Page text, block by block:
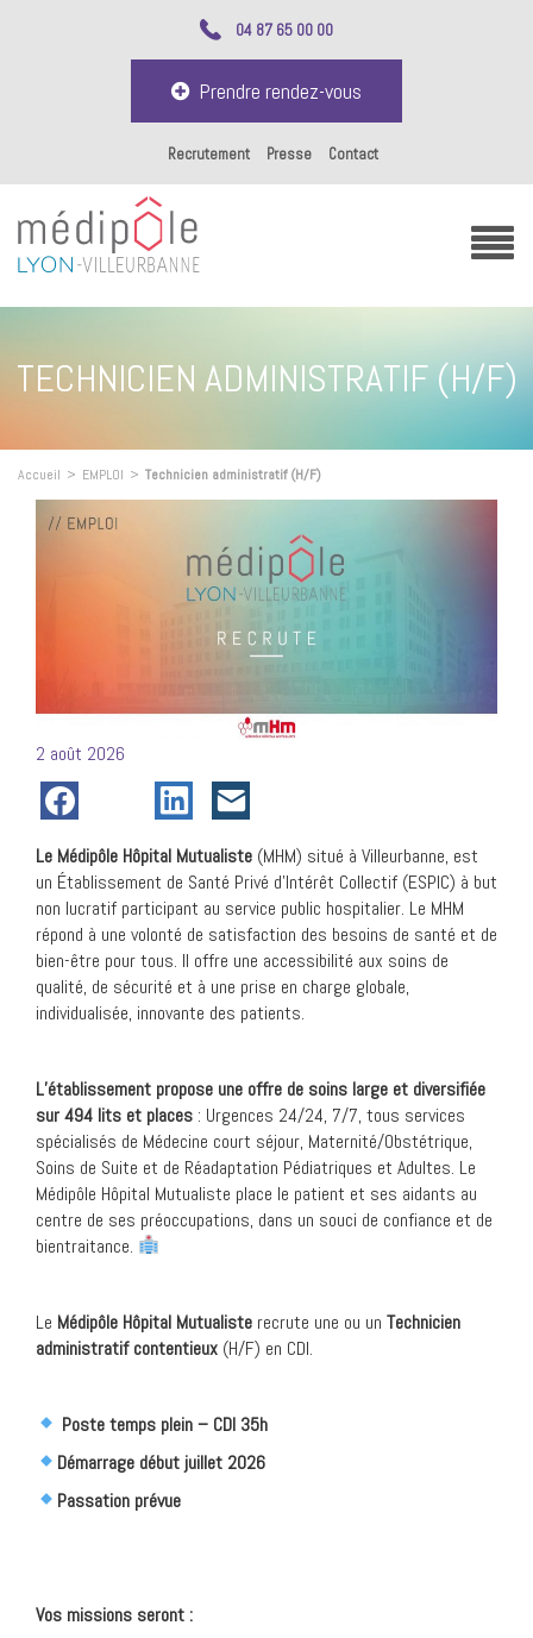
04 87 65 00 00
Prendre rendez-vous
Recrutement Presse Contact
TECHNICIEN ADMINISTRATIF (H/F)
Accueil > EMPLOI > Technicien administratif (H/F)
Posté
le
2 août 2026
Le Médipôle Hôpital Mutualiste (MHM) situé à Villeurbanne, est
un Établissement de Santé Privé d’Intérêt Collectif (ESPIC) à but
non lucratif participant au service public hospitalier. Le MHM
répond à une volonté de satisfaction des besoins de santé et de
bien-être pour tous. Il offre une accessibilité aux soins de
qualité, de sécurité et à une prise en charge globale,
individualisée, innovante des patients.
L’établissement propose une offre de soins large et diversifiée
sur 494 lits et places : Urgences 24/24, 7/7, tous services
spécialisés de Médecine court séjour, Maternité/Obstétrique,
Soins de Suite et de Réadaptation Pédiatriques et Adultes. Le
Médipôle Hôpital Mutualiste place le patient et ses aidants au
centre de ses préoccupations, dans un souci de confiance et de
bientraitance.
Le Médipôle Hôpital Mutualiste recrute une ou un Technicien
administratif contentieux (H/F) en CDI.
Poste temps plein – CDI 35h
Démarrage début juillet 2026
Passation prévue
Vos missions seront :